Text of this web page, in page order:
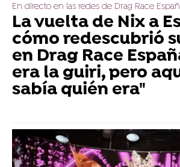
En directo en las redes de Drag Race
La vuelta de Nix a
cómo redescubrió
en Drag Race
era la guiri, pero
sabía quién era"